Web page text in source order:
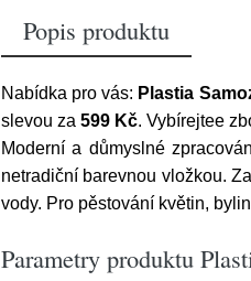
Popis produktu
Nabídka pro vás: Plastia
slevou za 599 Kč. Vybírejtee
Moderní a důmyslné
netradiční barevnou vložkou.
vody. Pro pěstování květin,
Parametry produktu